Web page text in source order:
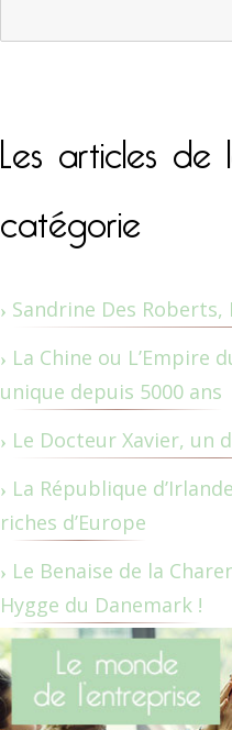
Les articles
catégorie
Sandrine Des
La Chine ou L’Empire
unique depuis 5000 ans
Le Docteur Xavier, un
La République
riches d’Europe
Le Benaise de la
Hygge du Danemark !